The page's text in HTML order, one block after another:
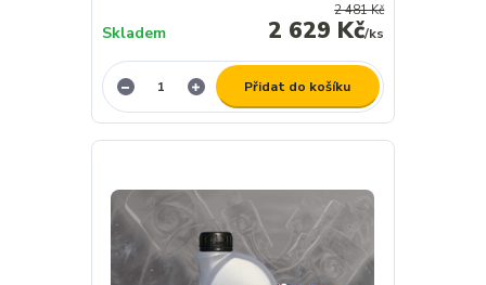
2 481 Kč
2 629 Kč/ks
Skladem
Přidat do košíku